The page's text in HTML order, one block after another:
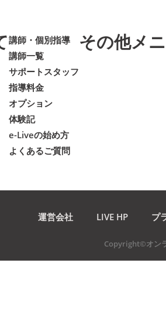
講師・個別指導
講師一覧
サポートスタッフ
指導料金
オプション
体験記
e-Liveの始め方
よくあるご質問
その他メ
運営会社 LIVE HP プ
Copyright©オン